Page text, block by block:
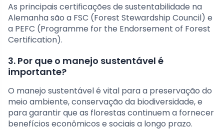
As principais certificações de sustentabilidade na
Alemanha são a FSC (Forest Stewardship Council) e
a PEFC (Programme for the Endorsement of Forest
Certification).
3. Por que o manejo sustentável é
importante?
O manejo sustentável é vital para a preservação do
meio ambiente, conservação da biodiversidade, e
para garantir que as florestas continuem a fornecer
benefícios econômicos e sociais a longo prazo.